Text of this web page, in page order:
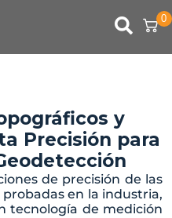
0
y
Precisión para
de precisión de las
en la industria,
tecnología de medición